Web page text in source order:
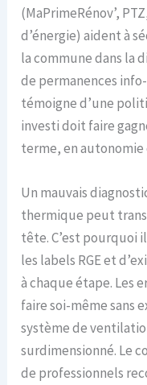
(MaPrimeRénov’,
d’énergie) aident à
la commune dans la
de permanences
témoigne d’une
investi doit faire
terme, en
Un mauvais
thermique peut
tête. C’est pourquoi
les labels RGE et
à chaque étape. Les
faire soi-même sans
système de
surdimensionné. Le
de professionnels